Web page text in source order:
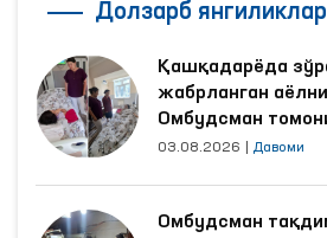
Долзарб янгиликлар
Қашқадарёда
жабрланган
Омбудсман
03.08.2026 Давоми
Омбудсман